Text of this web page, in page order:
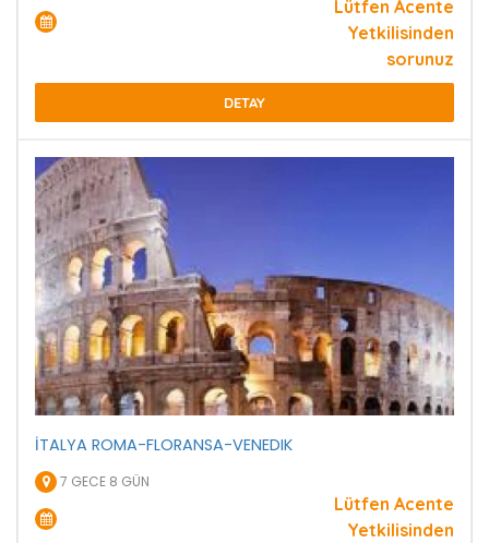
Lütfen Acente
Yetkilisinden
sorunuz
DETAY
İTALYA ROMA-FLORANSA-VENEDIK
7 GECE 8 GÜN
Lütfen Acente
Yetkilisinden